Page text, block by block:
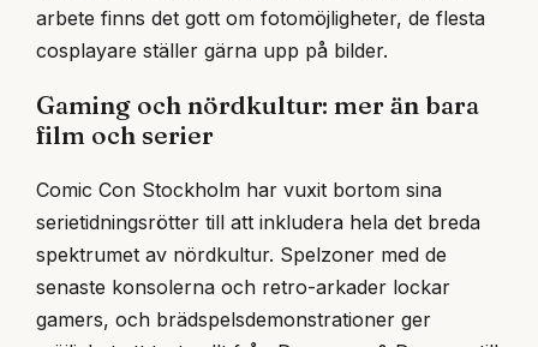
arbete finns det gott om fotomöjligheter, de flesta
cosplayare ställer gärna upp på bilder.
Gaming och nördkultur: mer än bara
film och serier
Comic Con Stockholm har vuxit bortom sina
serietidningsrötter till att inkludera hela det breda
spektrumet av nördkultur. Spelzoner med de
senaste konsolerna och retro-arkader lockar
gamers, och brädspelsdemonstrationer ger